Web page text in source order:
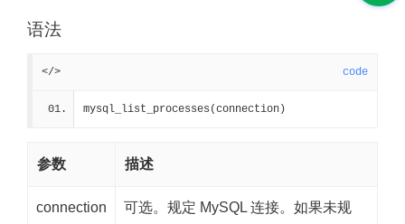
语法
</> code
mysql_list_processes(connection)
参数 描述
connection
可选。规定 MySQL 连接。如果未规